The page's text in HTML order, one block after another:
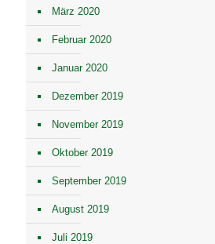
März 2020
Februar 2020
Januar 2020
Dezember 2019
November 2019
Oktober 2019
September 2019
August 2019
Juli 2019